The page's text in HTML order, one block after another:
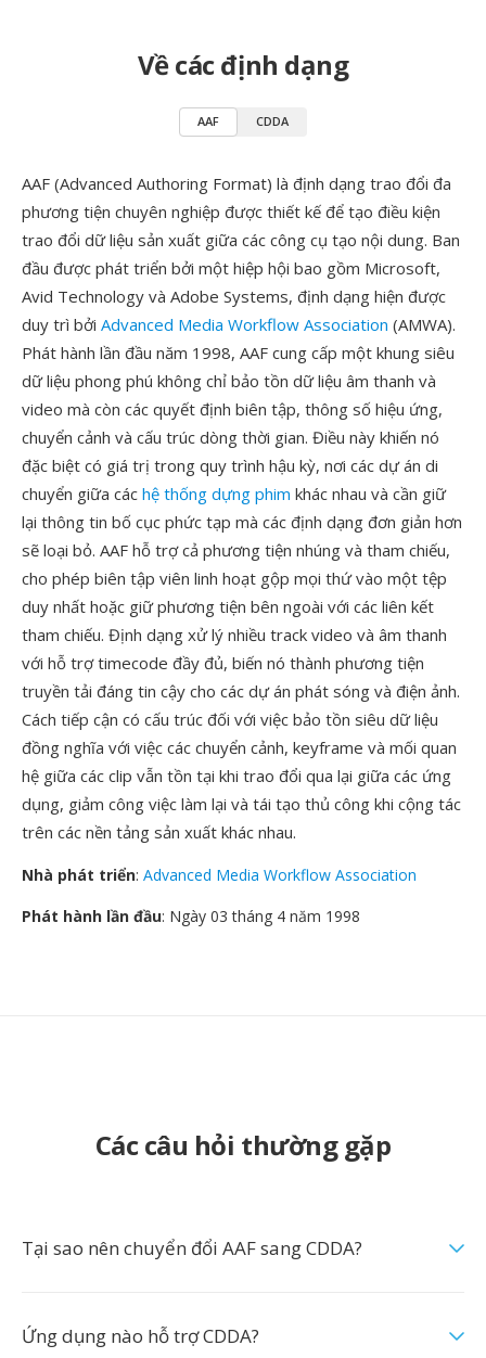
Về các định dạng
AAF CDDA
AAF (Advanced Authoring Format) là định dạng trao đổi đa
phương tiện chuyên nghiệp được thiết kế để tạo điều kiện
trao đổi dữ liệu sản xuất giữa các công cụ tạo nội dung. Ban
đầu được phát triển bởi một hiệp hội bao gồm Microsoft,
Avid Technology và Adobe Systems, định dạng hiện được
duy trì bởi Advanced Media Workflow Association (AMWA).
Phát hành lần đầu năm 1998, AAF cung cấp một khung siêu
dữ liệu phong phú không chỉ bảo tồn dữ liệu âm thanh và
video mà còn các quyết định biên tập, thông số hiệu ứng,
chuyển cảnh và cấu trúc dòng thời gian. Điều này khiến nó
đặc biệt có giá trị trong quy trình hậu kỳ, nơi các dự án di
chuyển giữa các hệ thống dựng phim khác nhau và cần giữ
lại thông tin bố cục phức tạp mà các định dạng đơn giản hơn
sẽ loại bỏ. AAF hỗ trợ cả phương tiện nhúng và tham chiếu,
cho phép biên tập viên linh hoạt gộp mọi thứ vào một tệp
duy nhất hoặc giữ phương tiện bên ngoài với các liên kết
tham chiếu. Định dạng xử lý nhiều track video và âm thanh
với hỗ trợ timecode đầy đủ, biến nó thành phương tiện
truyền tải đáng tin cậy cho các dự án phát sóng và điện ảnh.
Cách tiếp cận có cấu trúc đối với việc bảo tồn siêu dữ liệu
đồng nghĩa với việc các chuyển cảnh, keyframe và mối quan
hệ giữa các clip vẫn tồn tại khi trao đổi qua lại giữa các ứng
dụng, giảm công việc làm lại và tái tạo thủ công khi cộng tác
trên các nền tảng sản xuất khác nhau.
Nhà phát triển: Advanced Media Workflow Association
Phát hành lần đầu: Ngày 03 tháng 4 năm 1998
Các câu hỏi thường gặp
Tại sao nên chuyển đổi AAF sang CDDA?
Ứng dụng nào hỗ trợ CDDA?